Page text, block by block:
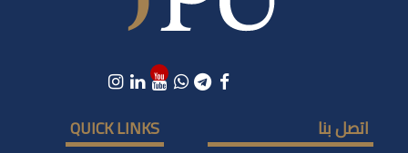
اتصل بنا QUICK LINKS